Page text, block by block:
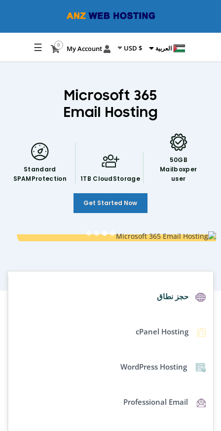
العربية $ USD
0
☰
Microsoft 365
Email Hosting
50GB
Mailboxper
user
1TB CloudStorage
Standard
SPAMProtection
Get Started Now
50GB Mailbox
حجز نطاق